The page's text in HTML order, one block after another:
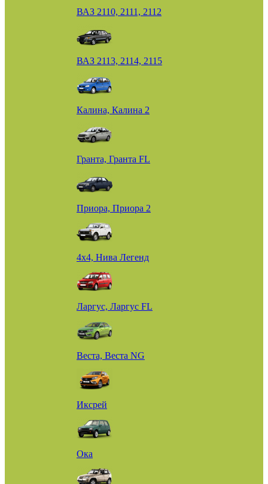
ВАЗ 2110, 2111, 2112
ВАЗ 2113, 2114, 2115
Калина, Калина 2
Гранта, Гранта FL
Приора, Приора 2
4х4, Нива Легенд
Ларгус, Ларгус FL
Веста, Веста NG
Иксрей
Ока